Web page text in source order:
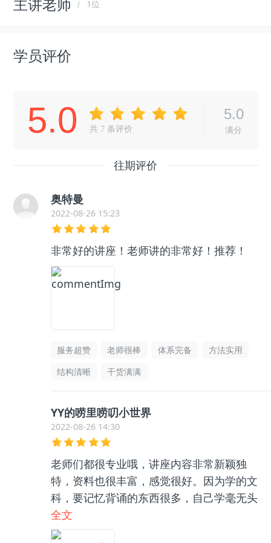
1位
学员评价
5.0 共 7 条评价
5.0
满分
往期评价
奥特曼
2022-08-26 15:23
非常好的讲座！老师讲的非常好！推荐！
服务超赞 老师很棒 体系完备
方法实用
结构清晰
干货满满
YY的唠里唠叨小世界
2022-08-26 14:30
老师们都很专业哦，讲座内容非常新颖独
特，资料也很丰富，感觉很好。因为学的文
科，要记忆背诵的东西很多，自己学毫无头
绪，和咨询老师聊了之后收获很大，逻辑框
架清晰了很多，总之很推荐👍🏻
全文